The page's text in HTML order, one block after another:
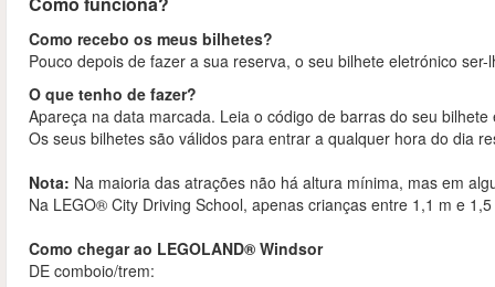
Como recebo os meus bilhetes?
Pouco depois de fazer a sua reserva, o seu bilhete eletrónico
O que tenho de fazer?
Apareça na data marcada. Leia o código de barras do seu
Os seus bilhetes são válidos para entrar a qualquer hora do dia
Nota: Na maioria das atrações não há altura mínima, mas em
Na LEGO® City Driving School, apenas crianças entre 1,1 m e
Como chegar ao LEGOLAND® Windsor
DE comboio/trem: